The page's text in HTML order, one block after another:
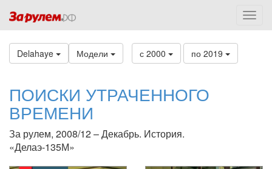
Delahaye Модели с 2000 по 2019
ПОИСКИ УТРАЧЕННОГО
ВРЕМЕНИ
За рулем, 2008/12 – Декабрь. История.
«Делаэ-135М»